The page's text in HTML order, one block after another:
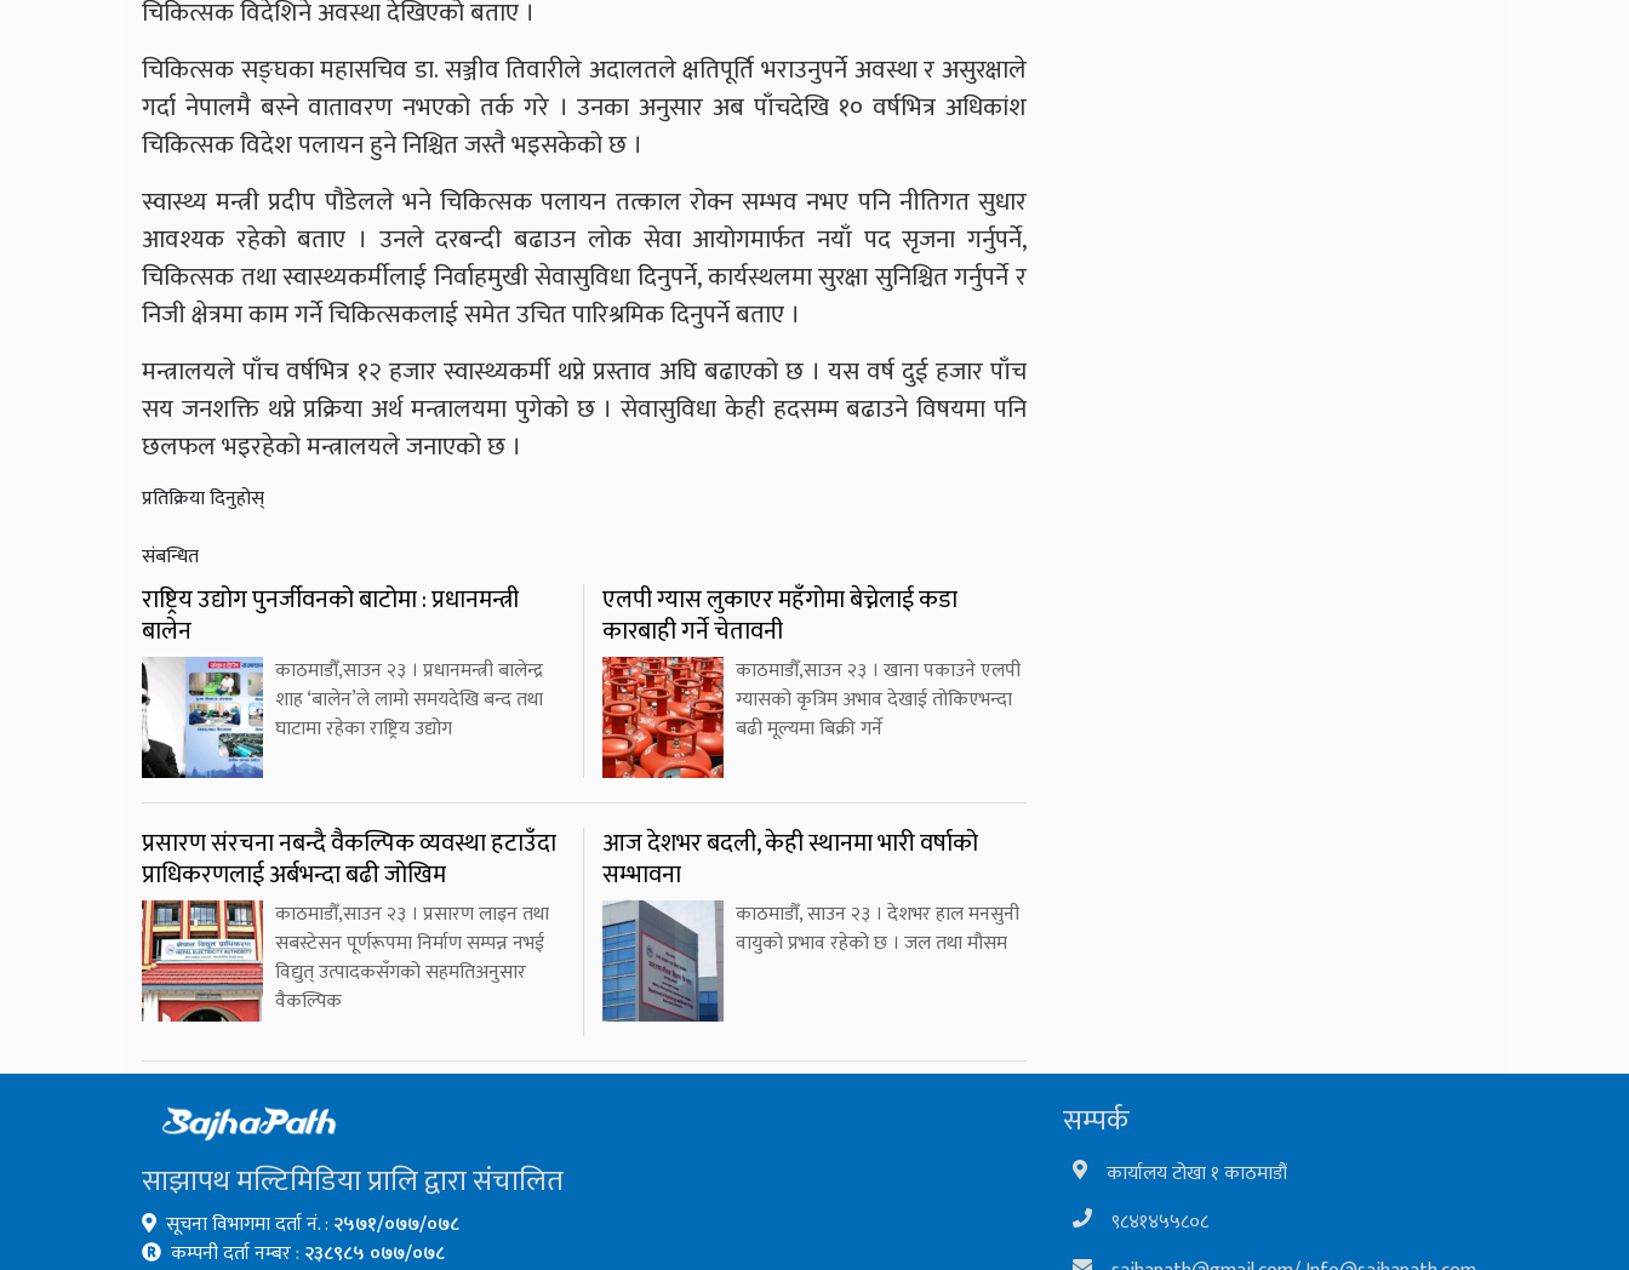
चिकित्सक विदेशिने अवस्था देखिएको बताए ।
चिकित्सक सङ्घका महासचिव डा. सञ्जीव तिवारीले अदालतले क्षतिपूर्ति भराउनुपर्ने अवस्था र असुरक्षाले
गर्दा नेपालमै बस्ने वातावरण नभएको तर्क गरे । उनका अनुसार अब पाँचदेखि १० वर्षभित्र अधिकांश
चिकित्सक विदेश पलायन हुने निश्चित जस्तै भइसकेको छ ।
स्वास्थ्य मन्त्री प्रदीप पौडेलले भने चिकित्सक पलायन तत्काल रोक्न सम्भव नभए पनि नीतिगत सुधार
आवश्यक रहेको बताए । उनले दरबन्दी बढाउन लोक सेवा आयोगमार्फत नयाँ पद सृजना गर्नुपर्ने,
चिकित्सक तथा स्वास्थ्यकर्मीलाई निर्वाहमुखी सेवासुविधा दिनुपर्ने, कार्यस्थलमा सुरक्षा सुनिश्चित गर्नुपर्ने र
निजी क्षेत्रमा काम गर्ने चिकित्सकलाई समेत उचित पारिश्रमिक दिनुपर्ने बताए ।
मन्त्रालयले पाँच वर्षभित्र १२ हजार स्वास्थ्यकर्मी थप्ने प्रस्ताव अघि बढाएको छ । यस वर्ष दुई हजार पाँच
सय जनशक्ति थप्ने प्रक्रिया अर्थ मन्त्रालयमा पुगेको छ । सेवासुविधा केही हदसम्म बढाउने विषयमा पनि
छलफल भइरहेको मन्त्रालयले जनाएको छ ।
प्रतिक्रिया दिनुहोस्
संबन्धित
राष्ट्रिय उद्योग पुनर्जीवनको बाटोमा : प्रधानमन्त्री
बालेन
काठमाडौँ,साउन २३ । प्रधानमन्त्री बालेन्द्र
शाह ‘बालेन’ले लामो समयदेखि बन्द तथा
घाटामा रहेका राष्ट्रिय उद्योग
एलपी ग्यास लुकाएर महँगोमा बेच्नेलाई कडा
कारबाही गर्ने चेतावनी
काठमाडौँ,साउन २३ । खाना पकाउने एलपी
ग्यासको कृत्रिम अभाव देखाई तोकिएभन्दा
बढी मूल्यमा बिक्री गर्ने
प्रसारण संरचना नबन्दै वैकल्पिक व्यवस्था हटाउँदा
प्राधिकरणलाई अर्बभन्दा बढी जोखिम
काठमाडौँ,साउन २३ । प्रसारण लाइन तथा
सबस्टेसन पूर्णरूपमा निर्माण सम्पन्न नभई
विद्युत् उत्पादकसँगको सहमतिअनुसार
वैकल्पिक
आज देशभर बदली, केही स्थानमा भारी वर्षाको
सम्भावना
काठमाडौँ, साउन २३ । देशभर हाल मनसुनी
वायुको प्रभाव रहेको छ । जल तथा मौसम
साझापथ मल्टिमिडिया प्रालि द्वारा संचालित
सूचना विभागमा दर्ता नं. : २५७१/०७७/०७८
कम्पनी दर्ता नम्बर : २३८९८५ ०७७/०७८
सम्पर्क
कार्यालय टोखा १ काठमाडौं
९८४१४५५८०८